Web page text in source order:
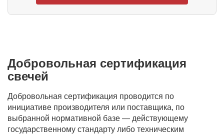
Добровольная сертификация
свечей
Добровольная сертификация проводится по
инициативе производителя или поставщика, по
выбранной нормативной базе — действующему
государственному стандарту либо техническим